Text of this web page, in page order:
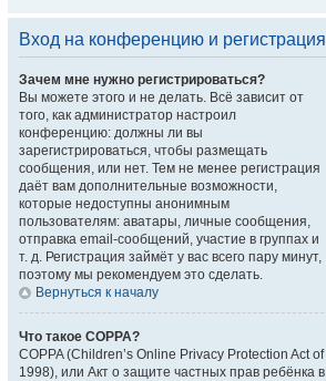
Вход на конференцию и регистрация
Зачем мне нужно регистрироваться?
Вы можете этого и не делать. Всё зависит от
того, как администратор настроил
конференцию: должны ли вы
зарегистрироваться, чтобы размещать
сообщения, или нет. Тем не менее регистрация
даёт вам дополнительные возможности,
которые недоступны анонимным
пользователям: аватары, личные сообщения,
отправка email-сообщений, участие в группах и
т. д. Регистрация займёт у вас всего пару минут,
поэтому мы рекомендуем это сделать.
Вернуться к началу
Что такое COPPA?
COPPA (Children’s Online Privacy Protection Act of
1998), или Акт о защите частных прав ребёнка в